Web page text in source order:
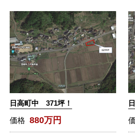
日高町中 371坪！
価格 880万円